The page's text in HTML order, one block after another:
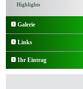
Highlights
Galerie
Links
Ihr Eintrag